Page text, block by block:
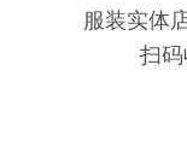
服装实体
扫